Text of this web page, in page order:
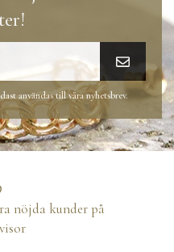
användas till våra nyhetsbrev.
nöjda kunder på